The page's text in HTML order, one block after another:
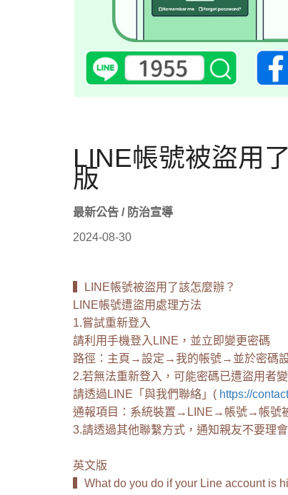
LINE帳號被盜用
版
最新公告 / 防治宣導
2024-08-30
▍LINE帳號被盜用了該怎麼辦？
LINE帳號遭盜用處理方法
1.嘗試重新登入
請利用手機登入LINE，並立即變更密碼
路徑：主頁→設定→我的帳號→並於密碼
2.若無法重新登入，可能密碼已遭盜用者
請透過LINE「與我們聯絡」( https://
通報項目：系統裝置→LINE→帳號→帳號
3.請透過其他聯繫方式，通知親友不要理
英文版
▍What do you do if your Line account is